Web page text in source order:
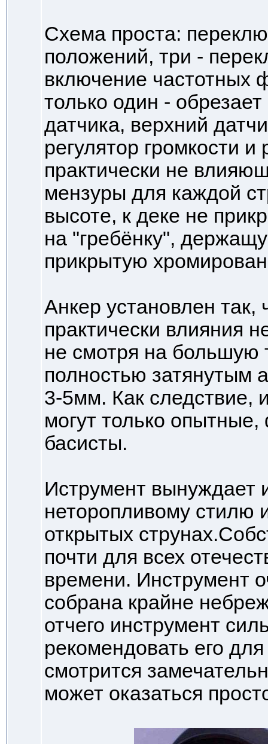
Схема проста:
положений, три -
включение частотных
только один -
датчика, верхний
регулятор громкости и
практически не
мензуры для каждой
высоте, к деке не
на "гребёнку",
прикрытую
Анкер установлен так,
практически влияния
не смотря на большую
полностью затянутым
3-5мм. Как следствие,
могут только
басисты.
Иструмент вынуждает
неторопливому стилю
открытых
почти для всех
времени. Инструмент
собрана крайне
отчего инструмент
рекомендовать его
смотрится
может оказаться